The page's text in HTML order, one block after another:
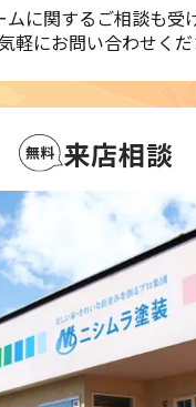
に関するご相談も受
軽にお問い合わせくだ
来店相談